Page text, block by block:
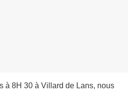
à 8H 30 à Villard de Lans, nous